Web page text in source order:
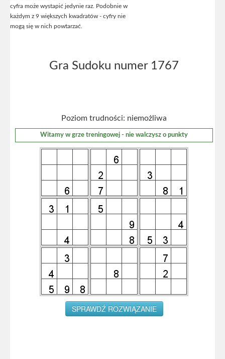
cyfra może wystapić jedynie raz. Podobnie w
każdym z 9 większych kwadratów - cyfry nie
mogą się w nich powtarzać.
Gra Sudoku numer 1767
Poziom trudności: niemożliwa
Witamy w grze treningowej - nie walczysz o punkty